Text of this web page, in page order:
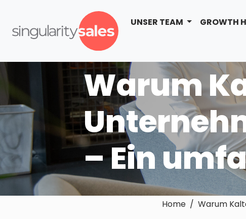
UNSER TEAM GROWTH
Warum
– Ein
Home / Warum